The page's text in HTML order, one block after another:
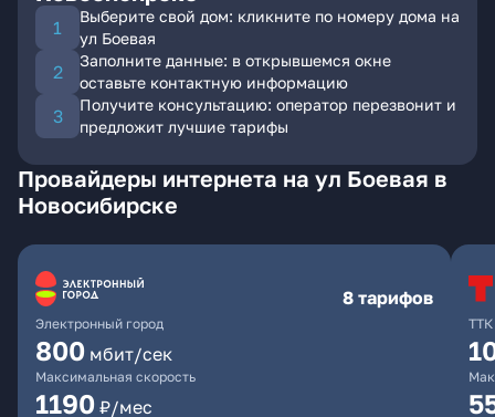
Выберите свой дом: кликните по номеру дома на
ул Боевая
Заполните данные: в открывшемся окне
оставьте контактную информацию
Получите консультацию: оператор перезвонит и
предложит лучшие тарифы
Провайдеры интернета на ул Боевая в
Новосибирске
Электронный город
8 тарифов
800 мбит/сек
Максимальная скорость
1190 ₽/мес
ТТК